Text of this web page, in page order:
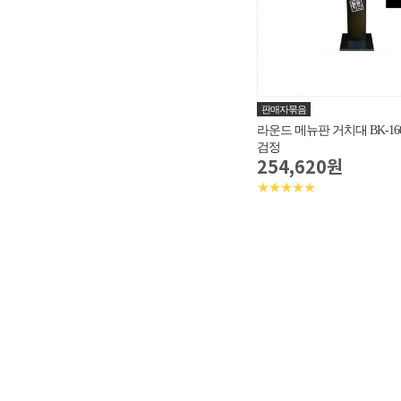
판매자묶음
라운드 메뉴판 거치대 BK-
검정
254,620원
★★★★★